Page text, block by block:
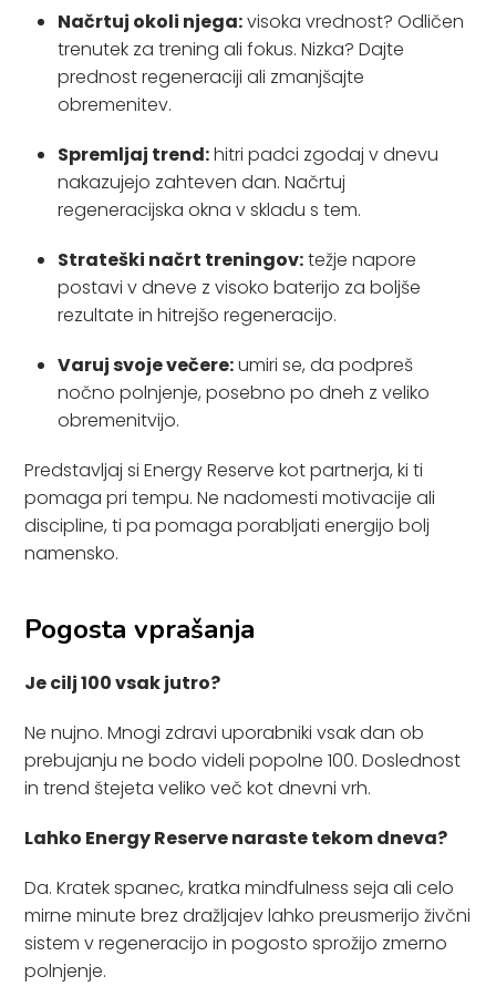
Načrtuj okoli njega:visoka vrednost? Odličen
trenutek za trening ali fokus. Nizka? Dajte
prednost regeneraciji ali zmanjšajte
obremenitev.
Spremljaj trend:hitri padci zgodaj v dnevu
nakazujejo zahteven dan. Načrtuj
regeneracijska okna v skladu s tem.
Strateški načrt treningov:težje napore
postavi v dneve z visoko baterijo za boljše
rezultate in hitrejšo regeneracijo.
Varuj svoje večere:umiri se, da podpreš
nočno polnjenje, posebno po dneh z veliko
obremenitvijo.
Predstavljaj si Energy Reserve kot partnerja, ki ti
pomaga pri tempu. Ne nadomesti motivacije ali
discipline, ti pa pomaga porabljati energijo bolj
namensko.
Pogosta vprašanja
Je cilj 100 vsak ​jutro?
Ne nujno. Mnogi zdravi uporabniki vsak dan ob
prebujanju ne bodo videli popolne 100. Doslednost
in trend štejeta veliko več kot dnevni vrh.
Lahko Energy Reserve naraste tekom dneva?
Da. Kratek spanec, kratka mindfulness seja ali celo
mirne minute brez dražljajev lahko preusmerijo živčni
sistem v regeneracijo in pogosto sprožijo zmerno
polnjenje.